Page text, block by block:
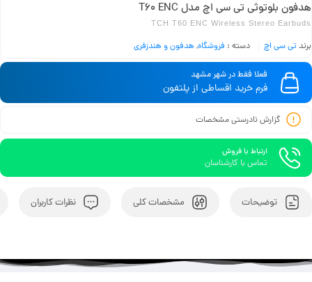
هدفون بلوتوثی تی سی اچ مدل T60 ENC
TCH T60 ENC Wireless Stereo Earbuds
برند تی سی اچ دسته : فروشگاه, هدفون و هندزفری
فعلا فقط در شهر مشهد
فرم خرید اقساطی از پلتفون
گزارش نادرستی مشخصات
ارتباط با فروش
تماس با کارشناسان
توضیحات مشخصات کلی نظرات کاربران